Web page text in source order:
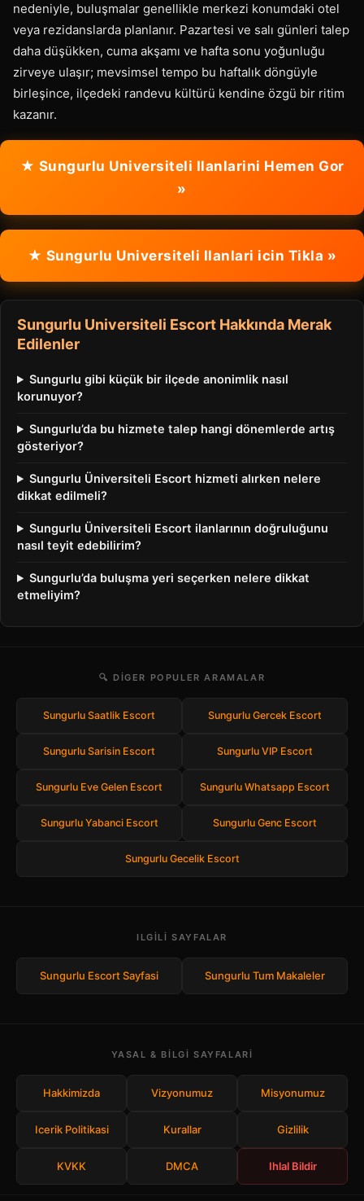
nedeniyle, buluşmalar genellikle merkezi konumdaki otel
veya rezidanslarda planlanır. Pazartesi ve salı günleri talep
daha düşükken, cuma akşamı ve hafta sonu yoğunluğu
zirveye ulaşır; mevsimsel tempo bu haftalık döngüyle
birleşince, ilçedeki randevu kültürü kendine özgü bir ritim
kazanır.
★ Sungurlu Universiteli Ilanlarini Hemen Gor
»
★ Sungurlu Universiteli Ilanlari icin Tikla »
Sungurlu Universiteli Escort Hakkında Merak
Edilenler
Sungurlu gibi küçük bir ilçede anonimlik nasıl
korunuyor?
Sungurlu’da bu hizmete talep hangi dönemlerde artış
gösteriyor?
Sungurlu Üniversiteli Escort hizmeti alırken nelere
dikkat edilmeli?
Sungurlu Üniversiteli Escort ilanlarının doğruluğunu
nasıl teyit edebilirim?
Sungurlu’da buluşma yeri seçerken nelere dikkat
etmeliyim?
🔍 DIGER POPULER ARAMALAR
Sungurlu Saatlik Escort Sungurlu Gercek Escort
Sungurlu Sarisin Escort Sungurlu VIP Escort
Sungurlu Eve Gelen Escort Sungurlu Whatsapp Escort
Sungurlu Yabanci Escort Sungurlu Genc Escort
Sungurlu Gecelik Escort
ILGILI SAYFALAR
Sungurlu Escort Sayfasi Sungurlu Tum Makaleler
YASAL & BILGI SAYFALARI
Hakkimizda Vizyonumuz Misyonumuz
Icerik Politikasi Kurallar Gizlilik
KVKK DMCA Ihlal Bildir